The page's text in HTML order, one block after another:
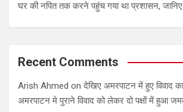
घर की नपित तक करने पहुंच गया था प्रशासन, जानिए
Recent Comments
Arish Ahmed onदेखिए अमरपाटन में हुए विवाद का
अमरपाटन मे पुराने विवाद को लेकर दो पक्षों में हुआ